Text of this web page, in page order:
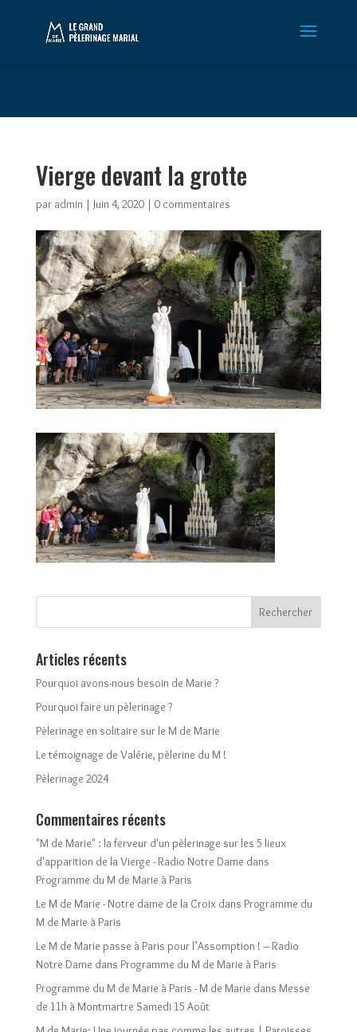
: Constant WP_CRON_LOCK_TIMEOUT already defined in
/htdocs/wp-config.phpon line
Vierge devant la grotte
par admin | Juin 4, 2020| 0 commentaires
Articles récents
Pourquoi avons-nous besoin de Marie ?
Pourquoi faire un pèlerinage ?
Pèlerinage en solitaire sur le M de Marie
Le témoignage de Valérie, pèlerine du M !
Pèlerinage 2024
Commentaires récents
"M de Marie" : la ferveur d'un pèlerinage sur les 5 lieux
d'apparition de la Vierge - Radio Notre Dame dans
Programme du M de Marie à Paris
Le M de Marie - Notre dame de la Croixdans Programme du
M de Marie à Paris
Le M de Marie passe à Paris pour l’Assomption ! – Radio
Notre Dame dans Programme du M de Marie à Paris
Programme du M de Marie à Paris - M de Marie dans Messe
de 11h à Montmartre Samedi 15 Août